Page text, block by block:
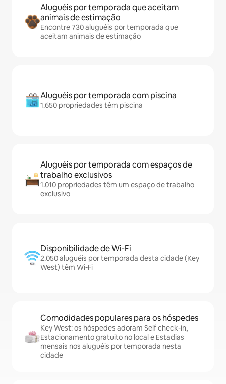
Aluguéis por temporada que aceitam
animais de estimação
Encontre 730 aluguéis por temporada que
aceitam animais de estimação
Aluguéis por temporada com piscina
1.650 propriedades têm piscina
Aluguéis por temporada com espaços de
trabalho exclusivos
1.010 propriedades têm um espaço de trabalho
exclusivo
Disponibilidade de Wi-Fi
2.050 aluguéis por temporada desta cidade (Key
West) têm Wi-Fi
Comodidades populares para os hóspedes
Key West: os hóspedes adoram Self check-in,
Estacionamento gratuito no local e Estadias
mensais nos aluguéis por temporada nesta
cidade